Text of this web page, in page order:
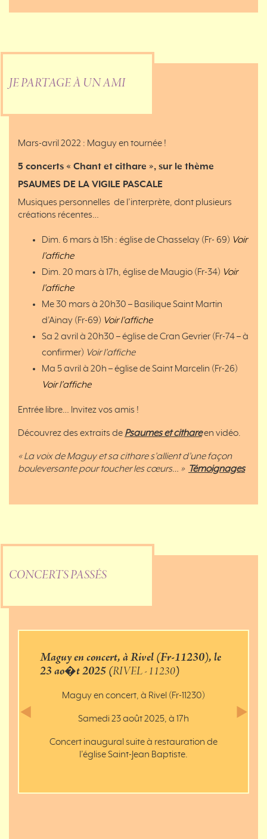
JE PARTAGE À UN AMI
Mars-avril 2022 : Maguy en tournée !
5 concerts « Chant et cithare », sur le thème
PSAUMES DE LA VIGILE PASCALE
Musiques personnelles de l’interprète, dont plusieurs
créations récentes…
Dim. 6 mars à 15h : église de Chasselay (Fr- 69) Voir
l’affiche
Dim. 20 mars à 17h, église de Maugio (Fr-34) Voir
l’affiche
Me 30 mars à 20h30 – Basilique Saint Martin
d’Ainay (Fr-69) Voir l’affiche
Sa 2 avril à 20h30 – église de Cran Gevrier (Fr-74 – à
confirmer) Voir l’affiche
Ma 5 avril à 20h – église de Saint Marcelin (Fr-26)
Voir l’affiche
Entrée libre… Invitez vos amis !
Découvrez des extraits de Psaumes et cithareen vidéo.
« La voix de Maguy et sa cithare s’allient d’une façon
bouleversante pour toucher les cœurs… » Témoignages
CONCERTS PASSÉS
Maguy en concert, à Rivel (Fr-11230), le
23 ao�t 2025 (RIVEL - 11230)
Maguy en concert, à Rivel (Fr-11230)
Samedi 23 août 2025, à 17h
Concert inaugural suite à restauration de
l’église Saint-Jean Baptiste.
Previous